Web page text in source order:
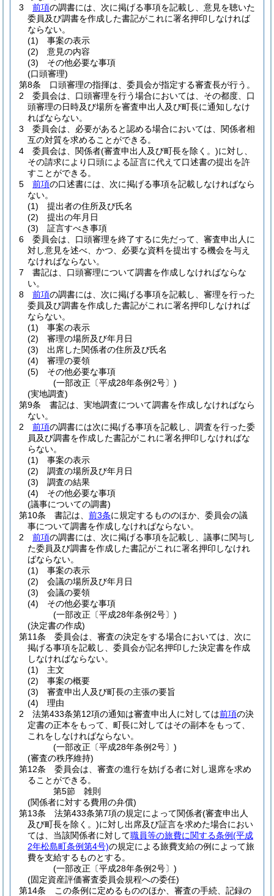
3
前項の調書には、次に掲げる事項を記載し、意見を聴いた
委員及び調書を作成した書記がこれに署名押印しなければ
ならない。
(1)
事案の表示
(2)
意見の内容
(3)
その他必要な事項
(口頭審理)
第8条
口頭審理の指揮は、委員会が指定する審査長が行う。
2
委員会は、口頭審理を行う場合においては、その都度、口
頭審理の日時及び場所を審査申出人及び町長に通知しなけ
ればならない。
3
委員会は、必要があると認める場合においては、関係者相
互の対質を求めることができる。
4
委員会は、関係者(審査申出人及び町長を除く。)に対し、
その請求により口頭による証言に代えて口述書の提出を許
すことができる。
5
前項の口述書には、次に掲げる事項を記載しなければなら
ない。
(1)
提出者の住所及び氏名
(2)
提出の年月日
(3)
証言すべき事項
6
委員会は、口頭審理を終了するに先だって、審査申出人に
対し意見を述べ、かつ、必要な資料を提出する機会を与え
なければならない。
7
書記は、口頭審理について調書を作成しなければならな
い。
8
前項の調書には、次に掲げる事項を記載し、審理を行った
委員及び調書を作成した書記がこれに署名押印しなければ
ならない。
(1)
事案の表示
(2)
審理の場所及び年月日
(3)
出席した関係者の住所及び氏名
(4)
審理の要領
(5)
その他必要な事項
(一部改正〔平成28年条例2号〕)
(実地調査)
第9条
書記は、実地調査について調書を作成しなければなら
ない。
2
前項の調書には次に掲げる事項を記載し、調査を行った委
員及び調書を作成した書記がこれに署名押印しなければな
らない。
(1)
事案の表示
(2)
調査の場所及び年月日
(3)
調査の結果
(4)
その他必要な事項
(議事についての調書)
第10条
書記は、 前3条に規定するもののほか、委員会の議
事について調書を作成しなければならない。
2
前項の調書には、次に掲げる事項を記載し、議事に関与し
た委員及び調書を作成した書記がこれに署名押印しなけれ
ばならない。
(1)
事案の表示
(2)
会議の場所及び年月日
(3)
会議の要領
(4)
その他必要な事項
(一部改正〔平成28年条例2号〕)
(決定書の作成)
第11条
委員会は、審査の決定をする場合においては、次に
掲げる事項を記載し、委員会が記名押印した決定書を作成
しなければならない。
(1)
主文
(2)
事案の概要
(3)
審査申出人及び町長の主張の要旨
(4)
理由
2
法第433条第12項の通知は審査申出人に対しては前項の決
定書の正本をもって、町長に対してはその副本をもって、
これをしなければならない。
(一部改正〔平成28年条例2号〕)
(審査の秩序維持)
第12条
委員会は、審査の進行を妨げる者に対し退席を求め
ることができる。
第5節
雑則
(関係者に対する費用の弁償)
第13条
法第433条第7項の規定によって関係者(審査申出人
及び町長を除く。)に対し出席及び証言を求めた場合におい
ては、当該関係者に対して職員等の旅費に関する条例(平成
2年松島町条例第4号)の規定による旅費支給の例によって旅
費を支給するものとする。
(一部改正〔平成28年条例2号〕)
(固定資産評価審査委員会規程への委任)
第14条
この条例に定めるもののほか、審査の手続、記録の